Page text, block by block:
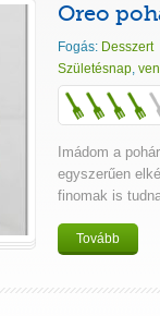
Oreo
Fogás: Desszert
Születésnap,
Imádom a
egyszerűen
finomak is
Tovább